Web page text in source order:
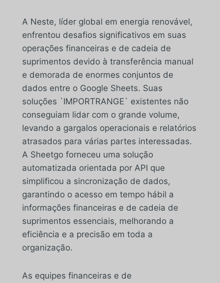
A Neste, líder global em energia renovável,
enfrentou desafios significativos em suas
operações financeiras e de cadeia de
suprimentos devido à transferência manual
e demorada de enormes conjuntos de
dados entre o Google Sheets. Suas
soluções `IMPORTRANGE` existentes não
conseguiam lidar com o grande volume,
levando a gargalos operacionais e relatórios
atrasados para várias partes interessadas.
A Sheetgo forneceu uma solução
automatizada orientada por API que
simplificou a sincronização de dados,
garantindo o acesso em tempo hábil a
informações financeiras e de cadeia de
suprimentos essenciais, melhorando a
eficiência e a precisão em toda a
organização.
As equipes financeiras e de